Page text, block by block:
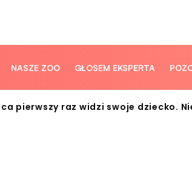
NASZE ZOO GŁOSEM EKSPERTA
pierwszy raz widzi swoje dziecko.